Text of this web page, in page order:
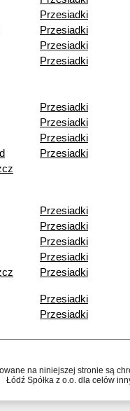
Przesiadki
Przesiadki
Przesiadki
Przesiadki
Przesiadki
Przesiadki
Przesiadki
Przesiadki
Przesiadki
Przesiadki
Przesiadki
Przesiadki
Przesiadki
Przesiadki
Przesiadki
na niniejszej stronie są
Łódź Spółka z o.o. dla celów